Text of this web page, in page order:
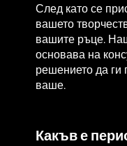
След като се
вашето
вашите ръце.
основава на
решението да
ваше.
Какъв е